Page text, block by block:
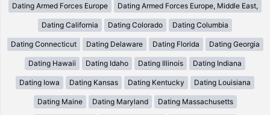
Dating Armed Forces Europe Dating Armed Forces Europe, Middle East,
Dating California Dating Colorado Dating Columbia
Dating Connecticut Dating Delaware Dating Florida Dating Georgia
Dating Hawaii Dating Idaho Dating Illinois Dating Indiana
Dating Iowa Dating Kansas Dating Kentucky Dating Louisiana
Dating Maine Dating Maryland Dating Massachusetts